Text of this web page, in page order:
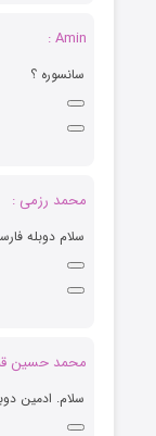
Amin :
سانسوره ؟
محمد رزمی :
سلام دوبله
محمد حسین
سلام. ادمین